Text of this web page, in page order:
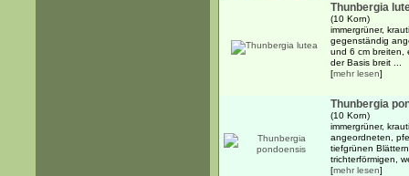
Thunbergia
(10 Korn)
immergrüner,
gegenständig
und 6 cm breiten,
der Basis breit ...
[mehr lesen]
Thunbergia
(10 Korn)
immergrüner,
angeordneten,
tiefgrünen
trichterförmigen,
[mehr lesen]